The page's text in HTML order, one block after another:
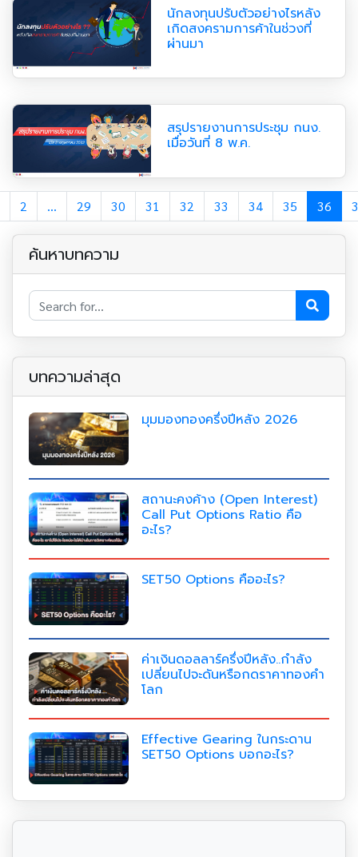
นักลงทุนปรับตัวอย่างไรหลัง
เกิดสงครามการค้าในช่วงที่
ผ่านมา
สรุปรายงานการประชุม กนง.
เมื่อวันที่ 8 พ.ค.
2 ... 29 30 31 32 33 34 35 36
ค้นหาบทความ
บทความล่าสุด
มุมมองทองครึ่งปีหลัง 2026
สถานะคงค้าง (Open Interest)
Call Put Options Ratio คือ
อะไร?
SET50 Options คืออะไร?
ค่าเงินดอลลาร์ครึ่งปีหลัง..กำลัง
เปลี่ยนไปจะดันหรือกดราคาทองคำ
โลก
Effective Gearing ในกระดาน
SET50 Options บอกอะไร?